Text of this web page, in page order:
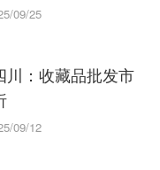
09/25
川：收藏品批发市
09/12